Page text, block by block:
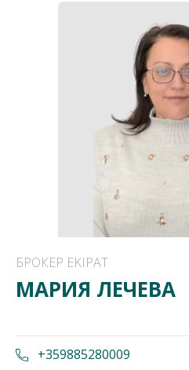
БРОКЕР EKIPAT
МАРИЯ ЛЕЧЕВА
+359885280009